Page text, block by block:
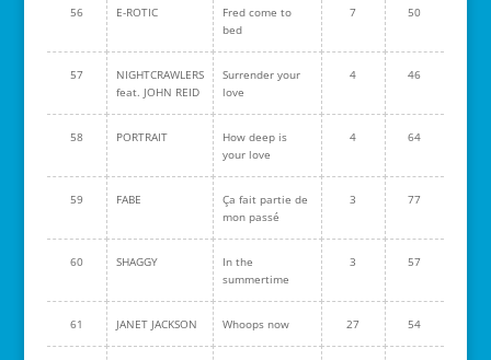
56 E-ROTIC
Fred come to
bed
7 50
57
NIGHTCRAWLERS
feat. JOHN REID
Surrender your
love
4 46
58 PORTRAIT
How deep is
your love
4 64
59 FABE
Ça fait partie de
mon passé
3 77
60 SHAGGY
In the
summertime
3 57
61 JANET JACKSON Whoops now 27 54